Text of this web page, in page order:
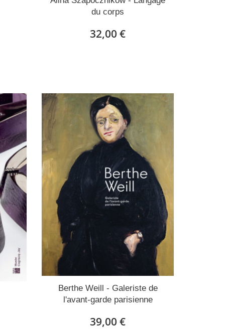
du corps
32,00 €
Berthe Weill - Galeriste de
l'avant-garde parisienne
39,00 €